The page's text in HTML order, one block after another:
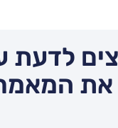
לדעת
את